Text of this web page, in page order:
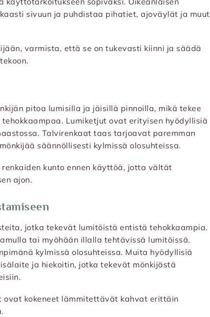
sivuun ja puhdistaa pihatiet, ajoväylät ja muut
varmista, että se on tukevasti kiinni ja säädä
pitoa lumisilla ja jäisillä pinnoilla, mikä tekee
Lumiketjut ovat erityisen hyödyllisiä
Talvirenkaat taas tarjoavat paremman
säännöllisesti kylmissä olosuhteissa.
kunto ennen käyttöä, jotta vältät
ajon.
jotka tekevät lumitöistä entistä tehokkaampia.
tai myöhään illalla tehtävissä lumitöissä.
kylmissä olosuhteissa. Muita hyödyllisiä
ja hiekoitin, jotka tekevät mönkijästä
ovat kokeneet lämmitettävät kahvat erittäin